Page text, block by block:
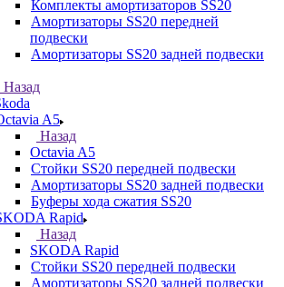
Комплекты амортизаторов SS20
Амортизаторы SS20 передней
подвески
Амортизаторы SS20 задней подвески
Назад
A5
Назад
Octavia A5
Стойки SS20 передней подвески
Амортизаторы SS20 задней подвески
Буферы хода сжатия SS20
Rapid
Назад
SKODA Rapid
Стойки SS20 передней подвески
Амортизаторы SS20 задней подвески